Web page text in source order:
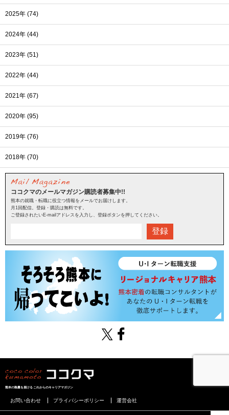
2025年 (74)
2024年 (44)
2023年 (51)
2022年 (44)
2021年 (67)
2020年 (95)
2019年 (76)
2018年 (70)
ココクマのメールマガジン購読者募集中!!
熊本の就職・転職に役立つ情報をメールでお届けします。
月1回配信。登録・購読は無料です。
ご登録されたいE-mailアドレスを入力し、登録ボタンを押してください。
登録
熊本の熱量を届けるこれからのキャリアマガジン
お問い合わせ プライバシーポリシー 運営会社